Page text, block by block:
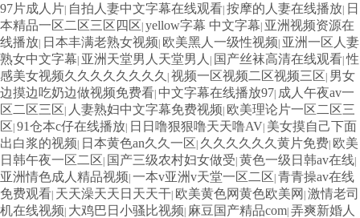
97片成人片| 自拍人妻中文字幕在线观看| 按摩的人妻在线播放| 日
本精品一区二区三区四区| yellow字幕 中文字幕| 亚洲视频资源在
线播放| 日本丰满老熟女视频| 欧美黑人一级性视频| 亚洲一区人妻
熟女中文字幕| 亚洲天堂男人天堂男人 | 国产丝袜高清在线观看|性
感美女视频久久久久久久久久 | 视频一区视频二区视频三区| 男女
边摸边吃奶边做视频免费看| 中文字幕在线播放97| 成人午夜av一
区二区三区| 人妻熟妇中文字幕免费视频| 欧美理论片一区二区三
区| 91仓本c仔在线播放| 日日噜狠狠噜天天噜AV| 美女摸自己下面
出白浆的视频| 日本黄色an久久一区| 久久久久久久黄片免费| 欧美
日韩午夜一区二区| 国产三级农村妇女做受| 黄色一级日韩av在线|
亚洲情色成人精品视频| 一本v亚洲v天堂一区二区| 青青操av在线
免费观看| 天天澡天天日天天干| 欧美黄色网黄色欧美网 | 激情老司
机在线视频| 大鸡巴日小骚比视频| 麻豆国产精品com| 弄爽新婚人